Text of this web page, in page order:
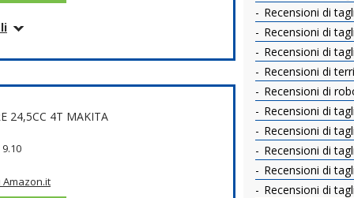
24,5CC 4T MAKITA
9.10
Amazon.it
Recensioni di
Recensioni di
Recensioni di
Recensioni di
Recensioni di
Recensioni di
Recensioni di
Recensioni di
Recensioni di
Recensioni di